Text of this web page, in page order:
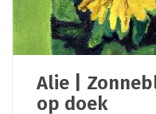
Alie |
op doek